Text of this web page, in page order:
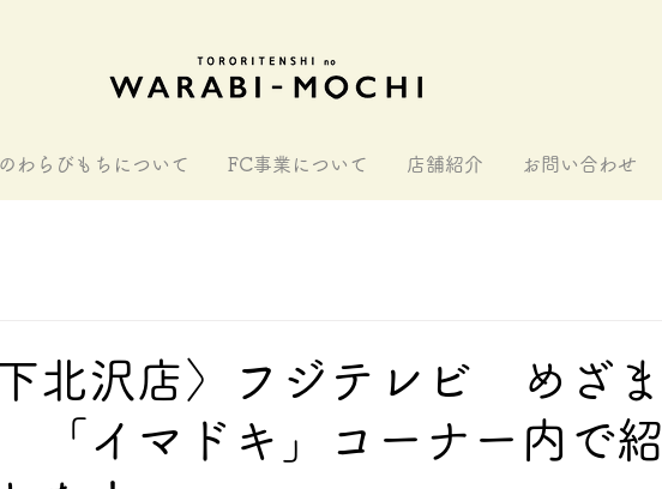
わらびもちについて FC事業について 店舗紹介 お問い合わせ
北沢店〉フジテレビ めざま
「イマドキ」コーナー内で紹